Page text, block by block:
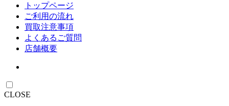
トップページ
ご利用の流れ
買取注意事項
よくあるご質問
店舗概要
CLOSE